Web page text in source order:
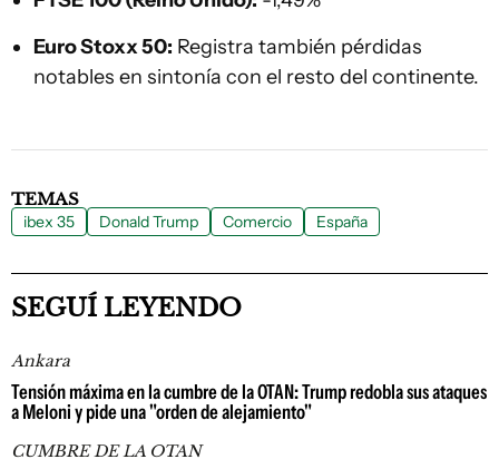
Euro Stoxx 50: Registra también pérdidas
notables en sintonía con el resto del continente.
TEMAS
ibex 35 Donald Trump Comercio España
SEGUÍ LEYENDO
Ankara
Tensión máxima en la cumbre de la OTAN: Trump redobla sus ataques
a Meloni y pide una "orden de alejamiento"
CUMBRE DE LA OTAN